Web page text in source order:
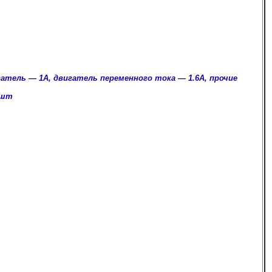
— 1А, двигатель переменного тока — 1.6А, прочие
шт